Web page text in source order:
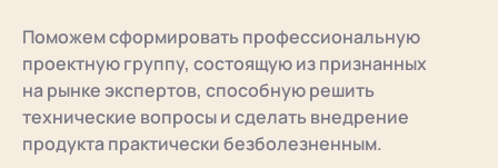
Поможем сформировать профессиональную
проектную группу, состоящую из признанных
на рынке экспертов, способную решить
технические вопросы и сделать внедрение
продукта практически безболезненным.
Образование
Лента
Услуги
Найти эксперта
Программы обучения
В этом разделе отображаются программы, на которые вы зачисляетесь/
уже зачислены в качестве слушателя
Заказы услуг
Ваши заказы на услуги Экспертов Академии